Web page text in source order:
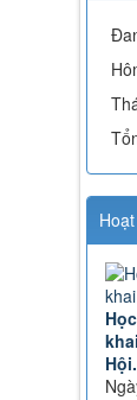
71-
08/
tài
và